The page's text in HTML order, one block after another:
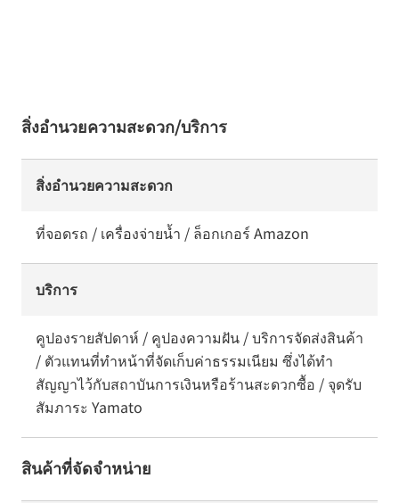
สิ่งอำนวยความสะดวก/บริการ
สิ่งอำนวยความสะดวก
ที่จอดรถ / เครื่องจ่ายน้ำ / ล็อกเกอร์ Amazon
บริการ
คูปองรายสัปดาห์ / คูปองความฝัน / บริการจัดส่งสินค้า
/ ตัวแทนที่ทำหน้าที่จัดเก็บค่าธรรมเนียม ซึ่งได้ทำ
สัญญาไว้กับสถาบันการเงินหรือร้านสะดวกซื้อ / จุดรับ
สัมภาระ Yamato
สินค้าที่จัดจำหน่าย